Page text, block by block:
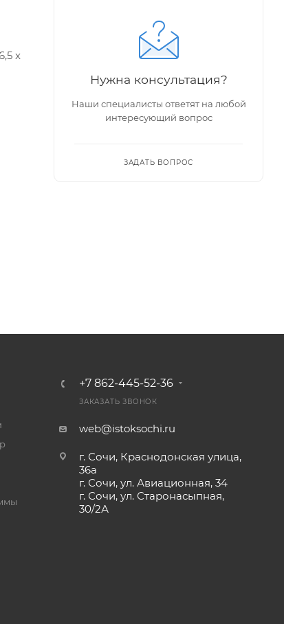
x
Нужна консультация?
Наши специалисты ответят на любой
интересующий вопрос
ЗАДАТЬ ВОПРОС
+7 862-445-52-36
ЗАКАЗАТЬ ЗВОНОК
web@istoksochi.ru
г. Сочи, Краснодонская улица,
36а
г. Сочи, ул. Авиационная, 34
г. Сочи, ул. Старонасыпная,
30/2А